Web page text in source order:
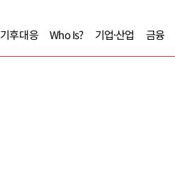
기후대응 Who Is? 기업·산업 금융